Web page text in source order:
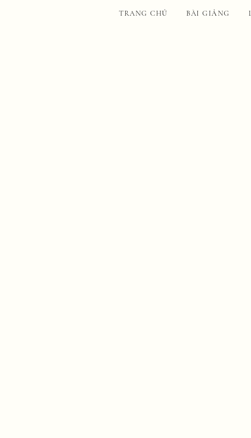
TRANG CHỦ BÀI GIẢNG